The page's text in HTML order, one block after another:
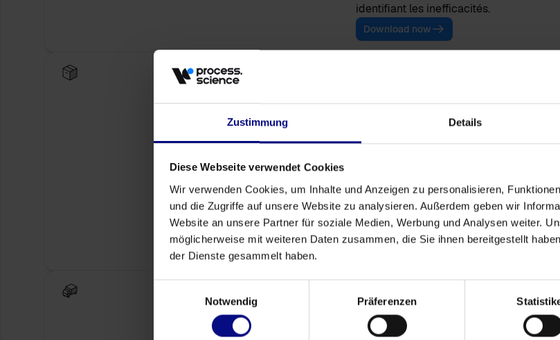
Zustimmung Details
Diese Webseite verwendet Cookies
Wir verwenden Cookies, um Inhalte und Anzeigen zu personalisieren,
und die Zugriffe auf unsere Website zu analysieren. Außerdem geben wir
Website an unsere Partner für soziale Medien, Werbung und Analysen weiter.
möglicherweise mit weiteren Daten zusammen, die Sie ihnen bereitgestellt
der Dienste gesammelt haben.
Notwendig
Präferenzen
identifiant les inefficacités.
Download now
Process Mining dans le secteur
manufacturier et découvrez comment
révèle les facteurs de coûts cachés
dans l'ensemble de vos opérations de
fabrication.
Download now
Logistique
Le Process Mining renforce la